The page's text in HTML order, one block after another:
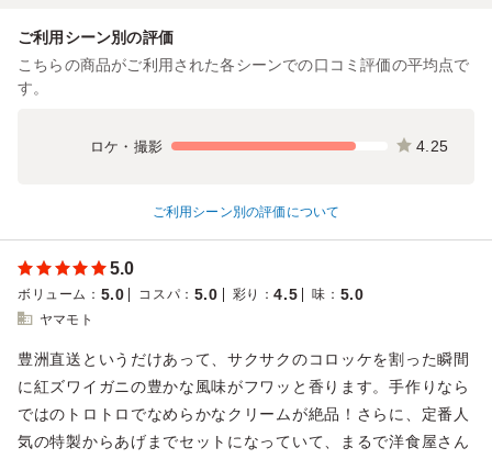
ご利用シーン別の評価
こちらの商品がご利用された各シーンでの口コミ評価の平均点で
す。
ロケ・撮影 4.25
ご利用シーン別の評価について
5.0
ボリューム ： 5.0 コスパ ： 5.0 彩り ：4.5 味 ： 5.0
ヤマモト
豊洲直送というだけあって、サクサクのコロッケを割った瞬間
に紅ズワイガニの豊かな風味がフワッと香ります。手作りなら
ではのトロトロでなめらかなクリームが絶品！さらに、定番人
気の特製からあげまでセットになっていて、まるで洋食屋さん